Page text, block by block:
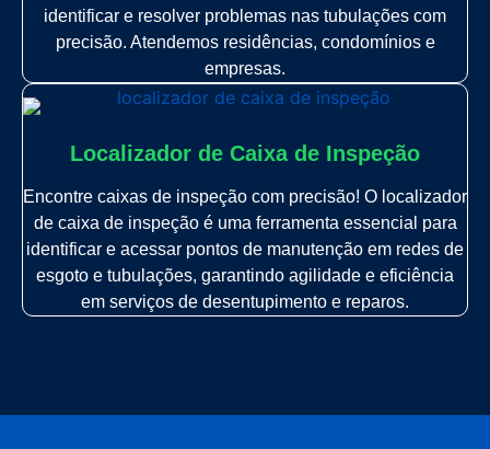
identificar e resolver problemas nas tubulações com
precisão. Atendemos residências, condomínios e
empresas.
Localizador de Caixa de Inspeção
Encontre caixas de inspeção com precisão! O localizador
de caixa de inspeção é uma ferramenta essencial para
identificar e acessar pontos de manutenção em redes de
esgoto e tubulações, garantindo agilidade e eficiência
em serviços de desentupimento e reparos.